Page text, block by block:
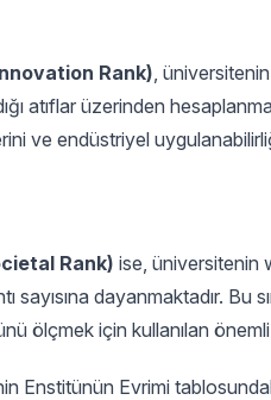
Rank),
atıflar üzerinden
ve endüstriyel
Rank) ise, üniversitenin
sayısına dayanmaktadır. Bu
ölçmek için kullanılan
Enstitünün Evrimi